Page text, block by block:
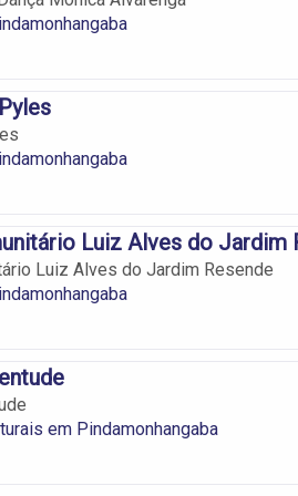
Luiz Alves do Jardim
Luiz Alves do Jardim Resende
em Pindamonhangaba